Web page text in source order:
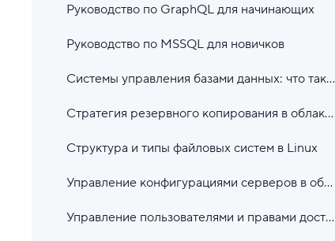
Руководство по GraphQL для начинающих
Руководство по MSSQL для новичков
Системы управления базами данных: что такое СУБД и зачем они нужны
Стратегия резервного копирования в облаке: как не потерять данные
Структура и типы файловых систем в Linux
Управление конфигурациями серверов в облаке
Управление пользователями и правами доступа в Linux